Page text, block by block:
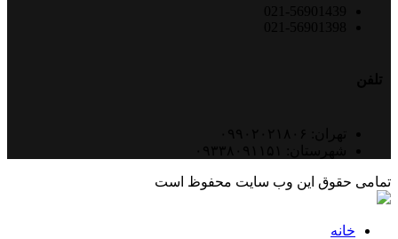
تمامی حقوق این وب سایت محفوظ است
خانه